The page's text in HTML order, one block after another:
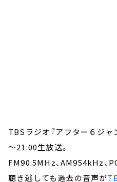
TBSラジオ『アフター６ジ
～21:00生放送。
FM90.5MHz、AM954kHz、
聴き逃しても過去の音声が